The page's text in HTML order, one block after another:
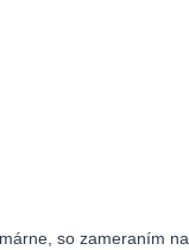
so zameraním na